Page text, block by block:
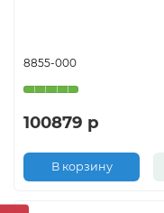
8855-000
100879 р
В корзину